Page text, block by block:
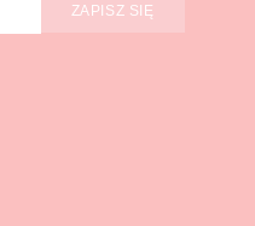
ZAPISZ SIĘ